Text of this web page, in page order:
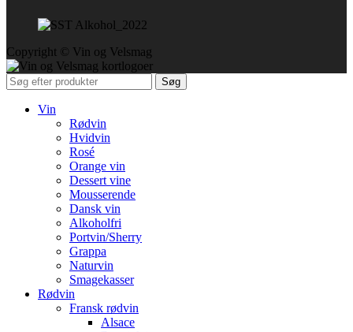
Copyright © Vin og Velsmag
Søg
Vin
Rødvin
Hvidvin
Rosé
Orange vin
Dessert vine
Mousserende
Dansk vin
Alkoholfri
Portvin/Sherry
Grappa
Naturvin
Smagekasser
Rødvin
Fransk rødvin
Alsace